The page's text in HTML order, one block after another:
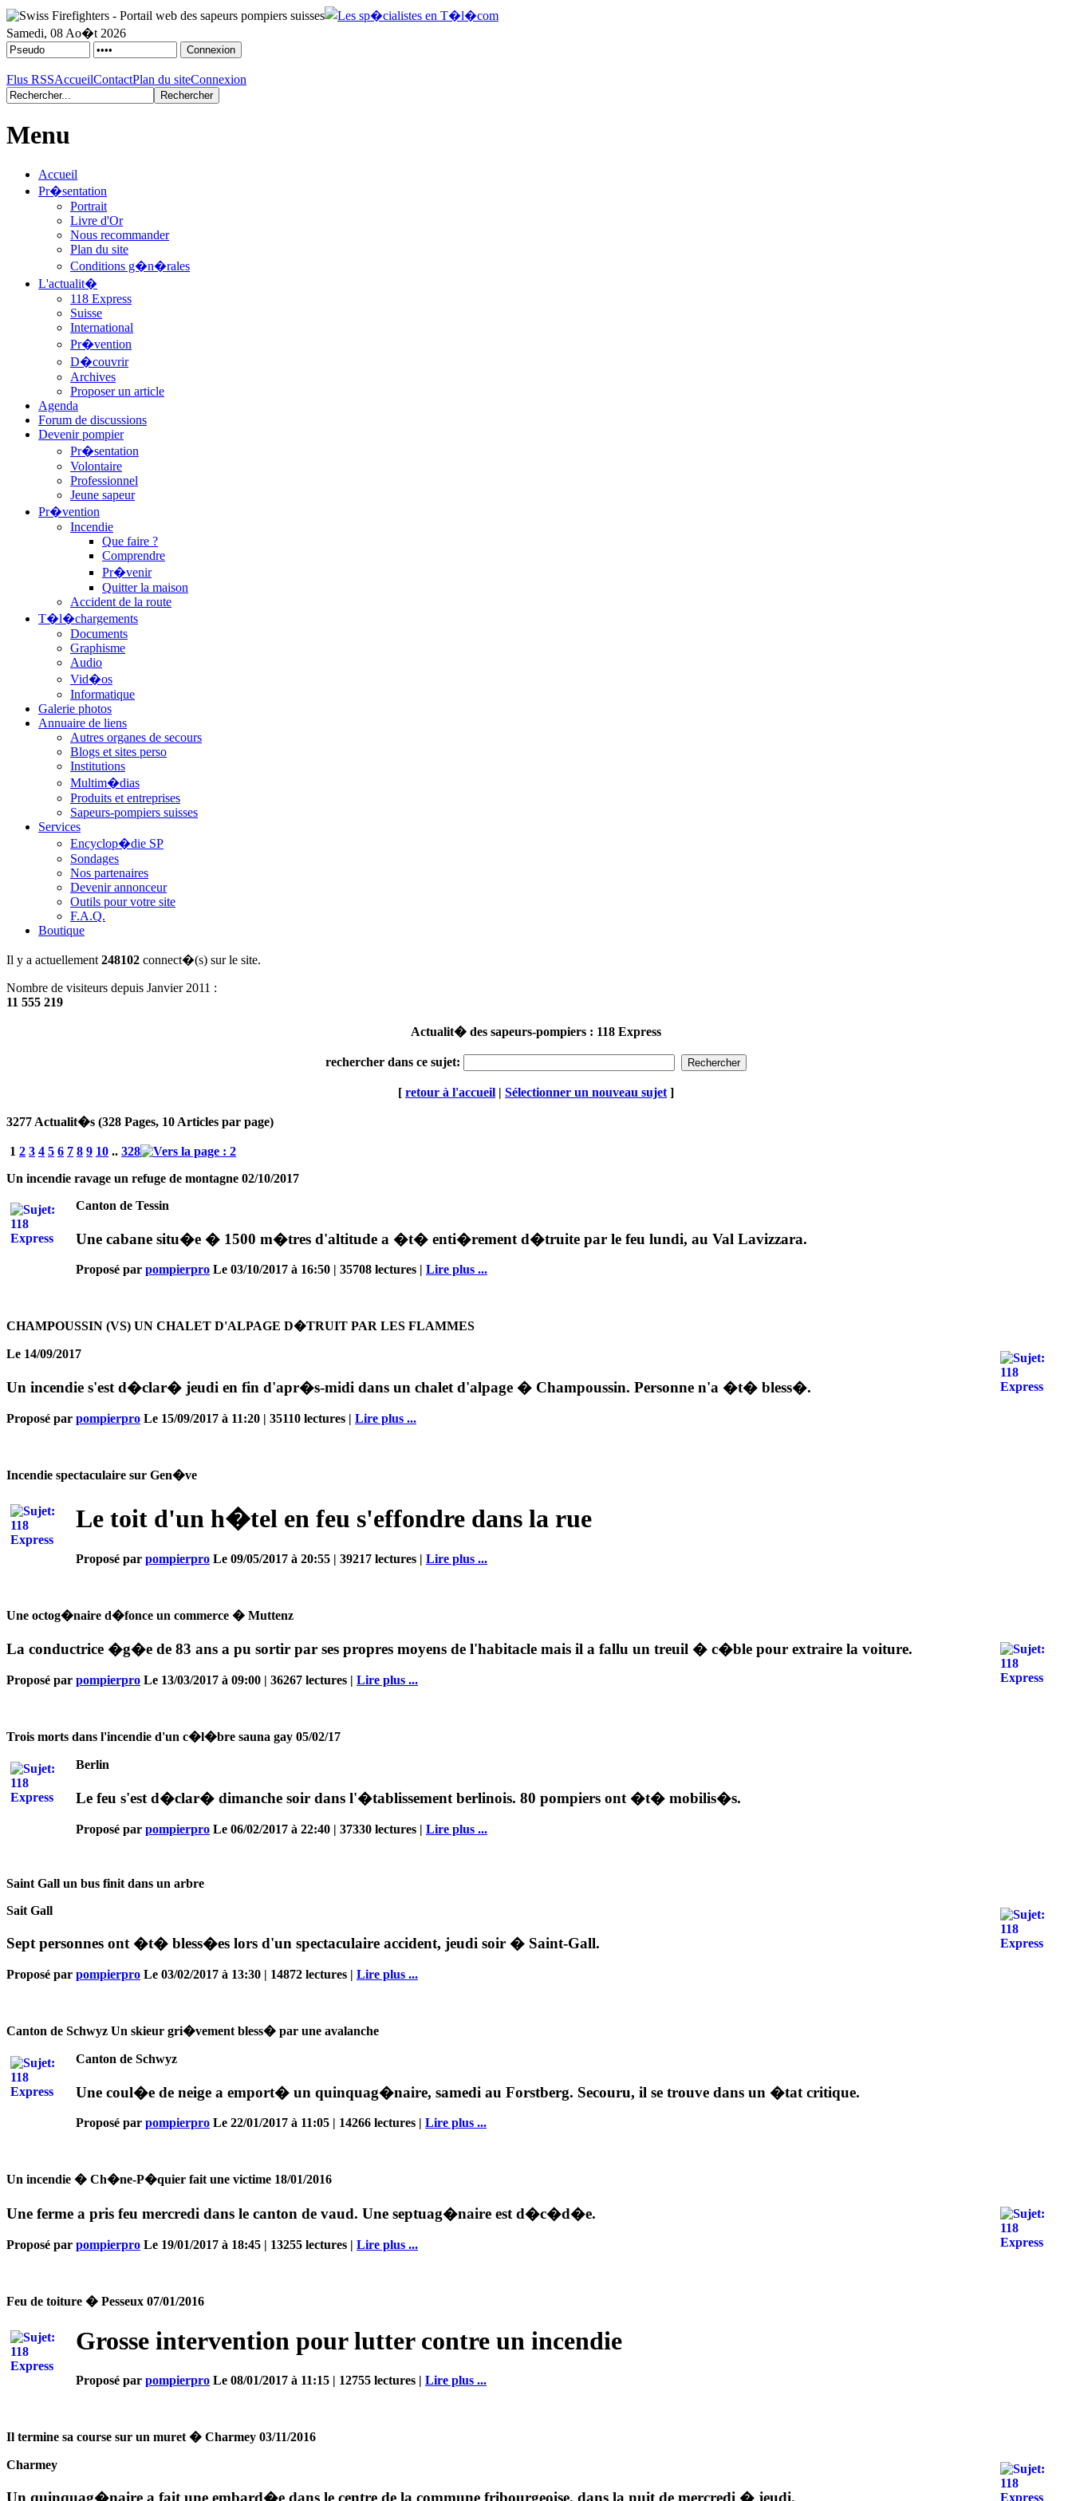
Samedi, 08 Ao�t 2026
Flus RSSAccueilContactPlan du siteConnexion
Menu
Accueil
Pr�sentation
Portrait
Livre d'Or
Nous recommander
Plan du site
Conditions g�n�rales
L'actualit�
118 Express
Suisse
International
Pr�vention
D�couvrir
Archives
Proposer un article
Agenda
Forum de discussions
Devenir pompier
Pr�sentation
Volontaire
Professionnel
Jeune sapeur
Pr�vention
Incendie
Que faire ?
Comprendre
Pr�venir
Quitter la maison
Accident de la route
T�l�chargements
Documents
Graphisme
Audio
Vid�os
Informatique
Galerie photos
Annuaire de liens
Autres organes de secours
Blogs et sites perso
Institutions
Multim�dias
Produits et entreprises
Sapeurs-pompiers suisses
Services
Encyclop�die SP
Sondages
Nos partenaires
Devenir annonceur
Outils pour votre site
F.A.Q.
Boutique
Il y a actuellement 248102 connect�(s) sur le site.
Nombre de visiteurs depuis Janvier 2011 :
11 555 219
Actualit� des sapeurs-pompiers : 118 Express
rechercher dans ce sujet:
[ retour à l'accueil | Sélectionner un nouveau sujet ]
3277 Actualit�s (328 Pages, 10 Articles par page)
1 2 3 4 5 6 7 8 9 10 .. 328
Un incendie ravage un refuge de montagne 02/10/2017
Canton de Tessin
Une cabane situ�e � 1500 m�tres d'altitude a �t� enti�rement d�truite par le feu lundi, au Val Lavizzara.
Proposé par pompierpro Le 03/10/2017 à 16:50 | 35708 lectures | Lire plus ...
CHAMPOUSSIN (VS) UN CHALET D'ALPAGE D�TRUIT PAR LES FLAMMES
Le 14/09/2017
Un incendie s'est d�clar� jeudi en fin d'apr�s-midi dans un chalet d'alpage � Champoussin. Personne n'a �t� bless�.
Proposé par pompierpro Le 15/09/2017 à 11:20 | 35110 lectures | Lire plus ...
Incendie spectaculaire sur Gen�ve
Le toit d'un h�tel en feu s'effondre dans la rue
Proposé par pompierpro Le 09/05/2017 à 20:55 | 39217 lectures | Lire plus ...
Une octog�naire d�fonce un commerce � Muttenz
La conductrice �g�e de 83 ans a pu sortir par ses propres moyens de l'habitacle mais il a fallu un treuil � c�ble pour extraire la voiture.
Proposé par pompierpro Le 13/03/2017 à 09:00 | 36267 lectures | Lire plus ...
Trois morts dans l'incendie d'un c�l�bre sauna gay 05/02/17
Berlin
Le feu s'est d�clar� dimanche soir dans l'�tablissement berlinois. 80 pompiers ont �t� mobilis�s.
Proposé par pompierpro Le 06/02/2017 à 22:40 | 37330 lectures | Lire plus ...
Saint Gall un bus finit dans un arbre
Sait Gall
Sept personnes ont �t� bless�es lors d'un spectaculaire accident, jeudi soir � Saint-Gall.
Proposé par pompierpro Le 03/02/2017 à 13:30 | 14872 lectures | Lire plus ...
Canton de Schwyz Un skieur gri�vement bless� par une avalanche
Canton de Schwyz
Une coul�e de neige a emport� un quinquag�naire, samedi au Forstberg. Secouru, il se trouve dans un �tat critique.
Proposé par pompierpro Le 22/01/2017 à 11:05 | 14266 lectures | Lire plus ...
Un incendie � Ch�ne-P�quier fait une victime 18/01/2016
Une ferme a pris feu mercredi dans le canton de vaud. Une septuag�naire est d�c�d�e.
Proposé par pompierpro Le 19/01/2017 à 18:45 | 13255 lectures | Lire plus ...
Feu de toiture � Pesseux 07/01/2016
Grosse intervention pour lutter contre un incendie
Proposé par pompierpro Le 08/01/2017 à 11:15 | 12755 lectures | Lire plus ...
Il termine sa course sur un muret � Charmey 03/11/2016
Charmey